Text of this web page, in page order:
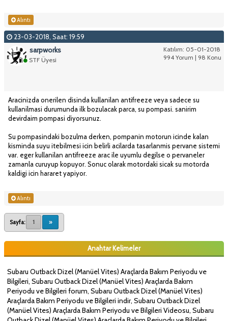
Alıntı
23-03-2018, Saat: 19:59
Katılım: 05-01-2018
994 Yorum | 98 Konu
sarpworks
STF Üyesi
Aracinizda onerilen disinda kullanilan antifreeze veya sadece su
kullanilmasi durumunda ilk bozulacak parca, su pompasi. sanirim
devirdaim pompasi diyorsunuz.
Su pompasindaki bozulma derken, pompanin motorun icinde kalan
kisminda suyu itebilmesi icin belirli acilarda tasarlanmis pervane sistemi
var. eger kullanilan antifreeze arac ile uyumlu degilse o pervaneler
zamanla curuyup kopuyor. Sonuc olarak motordaki sicak su motorda
kaldigi icin hararet yapiyor.
Alıntı
Sayfa: 1 »
Anahtar Kelimeler
Subaru Outback Dizel (Manüel Vites) Araçlarda Bakım Periyodu ve
Bilgileri, Subaru Outback Dizel (Manüel Vites) Araçlarda Bakım
Periyodu ve Bilgileri forum, Subaru Outback Dizel (Manüel Vites)
Araçlarda Bakım Periyodu ve Bilgileri indir, Subaru Outback Dizel
(Manüel Vites) Araçlarda Bakım Periyodu ve Bilgileri Videosu, Subaru